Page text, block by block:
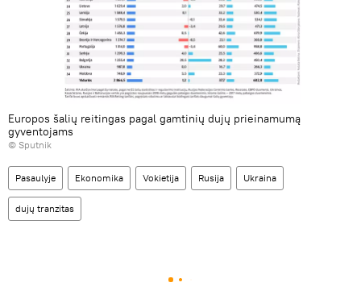
Europos šalių reitingas pagal gamtinių dujų prieinamumą
gyventojams
© Sputnik
Pasaulyje Ekonomika Vokietija Rusija Ukraina
dujų tranzitas